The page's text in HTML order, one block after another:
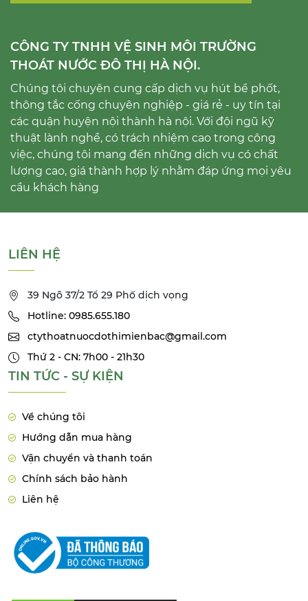
CÔNG TY TNHH VỆ SINH MÔI TRƯỜNG
THOÁT NƯỚC ĐÔ THỊ HÀ NỘI.
Chúng tôi chuyên cung cấp dịch vụ hút bể phốt,
thông tắc cống chuyên nghiệp - giá rẻ - uy tín tại
các quận huyện nội thành hà nội. Với đội ngũ kỹ
thuật lành nghề, có trách nhiệm cao trong công
việc, chúng tôi mang đến những dịch vụ có chất
lượng cao, giá thành hợp lý nhằm đáp ứng mọi yêu
cầu khách hàng
LIÊN HỆ
39 Ngõ 37/2 Tổ 29 Phố dịch vọng
Hotline: 0985.655.180
ctythoatnuocdothimienbac@gmail.com
Thứ 2 - CN: 7h00 - 21h30
TIN TỨC - SỰ KIỆN
Về chúng tôi
Hướng dẫn mua hàng
Vận chuyển và thanh toán
Chính sách bảo hành
Liên hệ